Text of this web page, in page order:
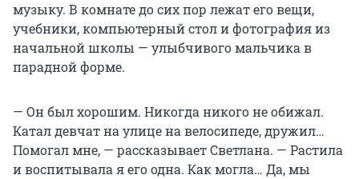
музыку. В комнате до сих пор лежат его вещи,
учебники, компьютерный стол и фотография из
начальной школы — улыбчивого мальчика в
парадной форме.
— Он был хорошим. Никогда никого не обижал.
Катал девчат на улице на велосипеде, дружил…
Помогал мне, — рассказывает Светлана. — Растила
и воспитывала я его одна. Как могла… Да, мы